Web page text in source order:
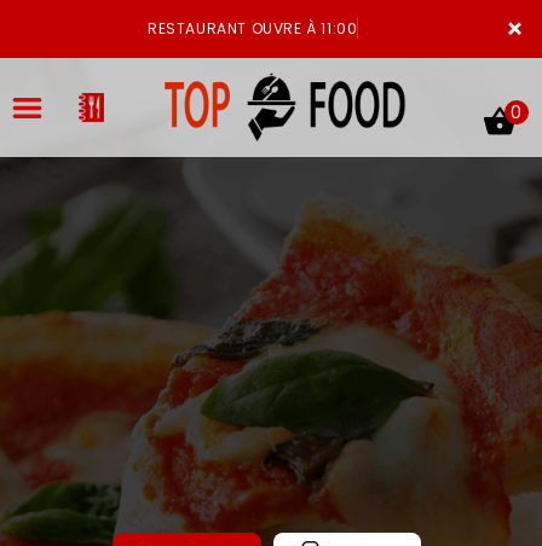
×
RESTAURANT OUVRE À 11:00
LA CARTE
VOTRE COMPTE
NOTRE RESTAURANT
VOS AVIS
MENTIONS LÉGALES
0